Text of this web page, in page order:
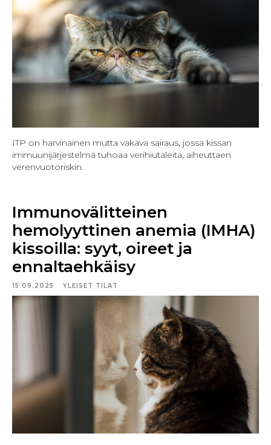
ITP on harvinainen mutta vakava sairaus, jossa kissan
immuunijärjestelmä tuhoaa verihiutaleita, aiheuttaen
verenvuotoriskin.
Immunovälitteinen
hemolyyttinen anemia (IMHA)
kissoilla: syyt, oireet ja
ennaltaehkäisy
15.09.2025 YLEISET TILAT